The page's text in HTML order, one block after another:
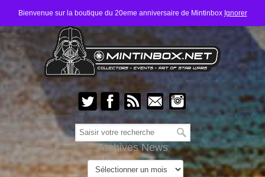
Bienvenue sur la boutique du 20eme anniversaire de Mintinbox Ignorer
Archives News